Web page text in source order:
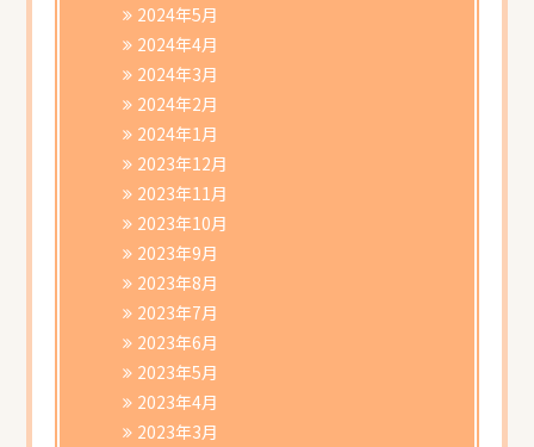
2024年5月
2024年4月
2024年3月
2024年2月
2024年1月
2023年12月
2023年11月
2023年10月
2023年9月
2023年8月
2023年7月
2023年6月
2023年5月
2023年4月
2023年3月